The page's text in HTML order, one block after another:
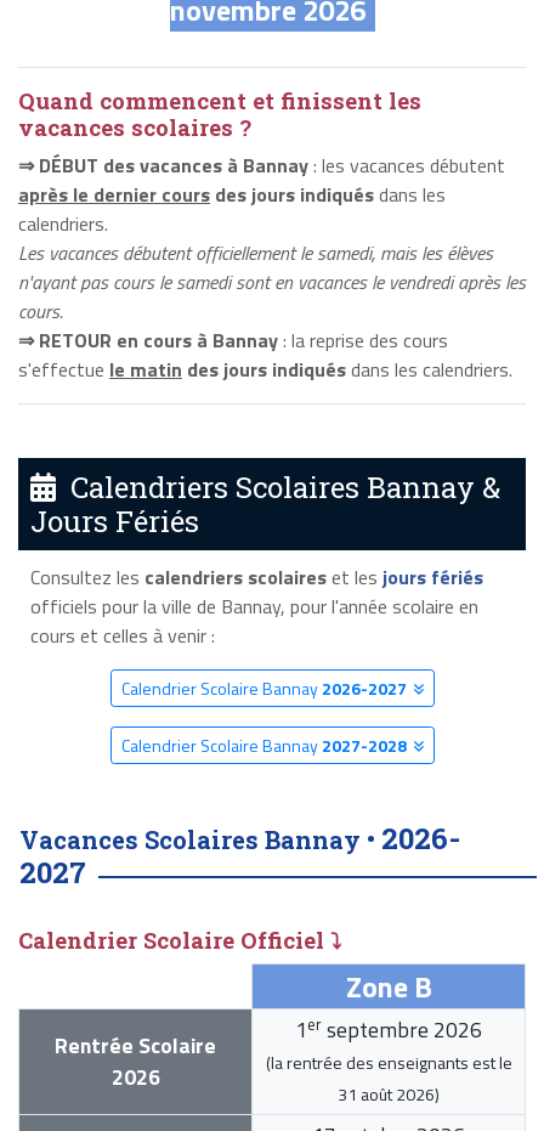
novembre 2026
Quand commencent et finissent les
vacances scolaires ?
⇒ DÉBUT des vacances à Bannay: les vacances débutent
après le dernier cours des jours indiquésdans les
calendriers.
Les vacances débutent officiellement le samedi, mais les élèves
n'ayant pas cours le samedi sont en vacances le vendredi après les
cours.
⇒ RETOUR en cours à Bannay: la reprise des cours
s'effectue le matin des jours indiquésdans les calendriers.
Calendriers Scolaires Bannay &
Jours Fériés
Consultez les calendriers scolaireset les jours fériés
officiels pour la ville de Bannay, pour l'année scolaire en
cours et celles à venir :
Calendrier Scolaire Bannay2026-2027
Calendrier Scolaire Bannay2027-2028
Vacances Scolaires Bannay • 2026-
2027
Calendrier Scolaire Officiel ⤵
Zone B
Rentrée Scolaire
2026
1 er septembre 2026
(la rentrée des enseignants est le
31 août 2026)